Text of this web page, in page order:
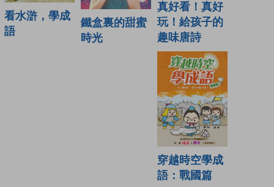
看水滸，學成
語
鐵盒裏的甜蜜
時光
真好看！真好
玩！給孩子的
趣味唐詩
穿越時空學成
語：戰國篇